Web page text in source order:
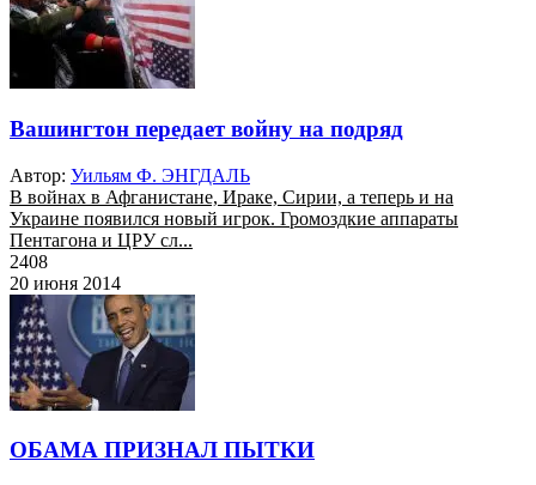
Вашингтон передает войну на подряд
Автор: Уильям Ф. ЭНГДАЛЬ
В войнах в Афганистане, Ираке, Сирии, а теперь и на
Украине появился новый игрок. Громоздкие аппараты
Пентагона и ЦРУ сл...
2408
20 июня 2014
ОБАМА ПРИЗНАЛ ПЫТКИ